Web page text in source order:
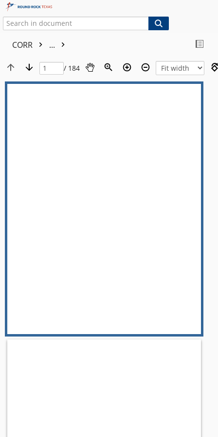
CORR ...
/ 184